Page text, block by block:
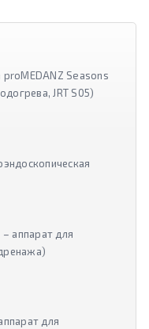
proMEDANZ Seasons
JRT S05)
аппарат для
для